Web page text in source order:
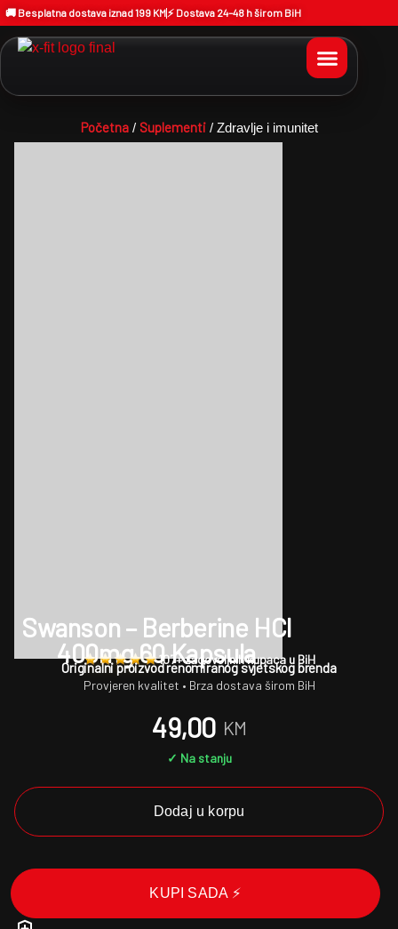
🚚 Besplatna dostava iznad 199 KM⚡ Dostava 24–48 h širom BiH
Swanson – Berberine HCl
400mg 60 Kapsula
107+ zadovoljnih kupaca u BiH
Originalni proizvod renomiranog svjetskog brenda
Provjeren kvalitet • Brza dostava širom BiH
49,00 KM
✓ Na stanju
Dodaj u korpu
KUPI SADA ⚡
Početna/ Suplementi/ Zdravlje i imunitet